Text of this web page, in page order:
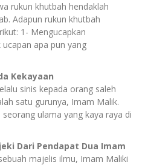
rukun khutbah hendaklah
Adapun rukun khutbah
1- Mengucapkan
apa pun yang
Kekayaan
sinis kepada orang saleh
satu gurunya, Imam Malik.
ulama yang kaya raya di
Dari Pendapat Dua Imam
majelis ilmu, Imam Maliki